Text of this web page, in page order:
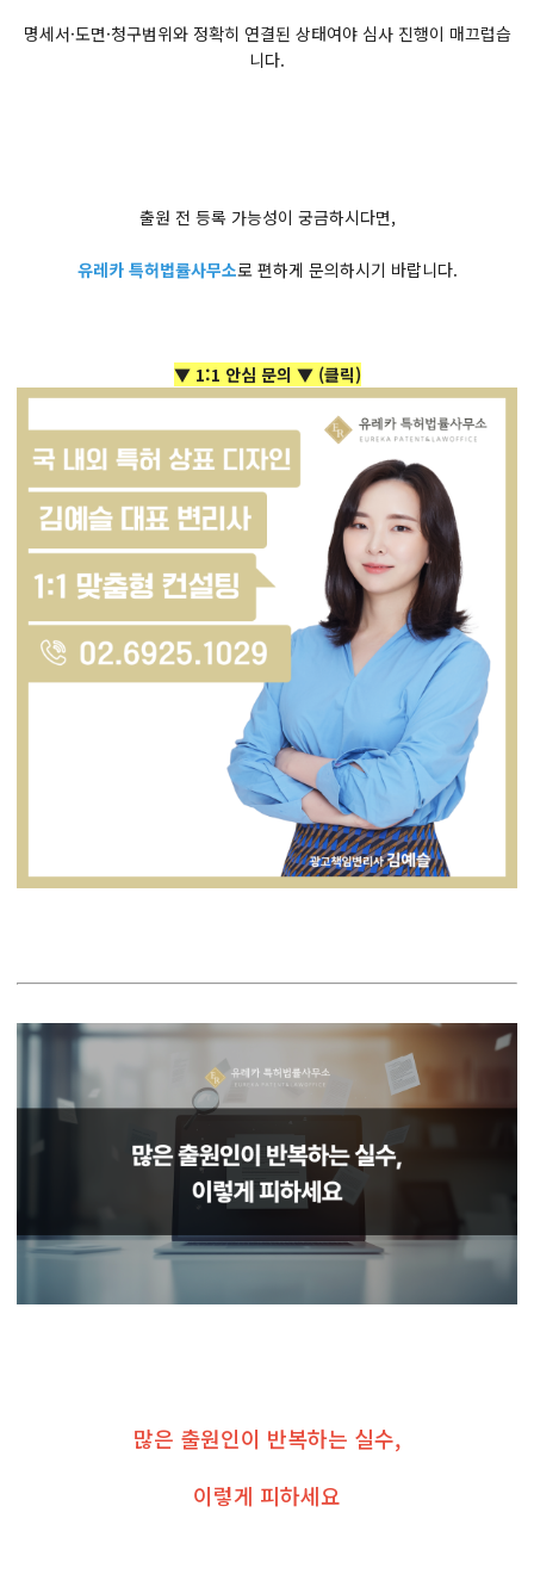
명세서·도면·청구범위와 정확히 연결된 상태여야 심사 진행이 매끄럽습
니다.
출원 전 등록 가능성이 궁금하시다면,
유레카 특허법률사무소로 편하게 문의하시기 바랍니다.
▼ 1:1 안심 문의 ▼ (클릭)
많은 출원인이 반복하는 실수,
이렇게 피하세요